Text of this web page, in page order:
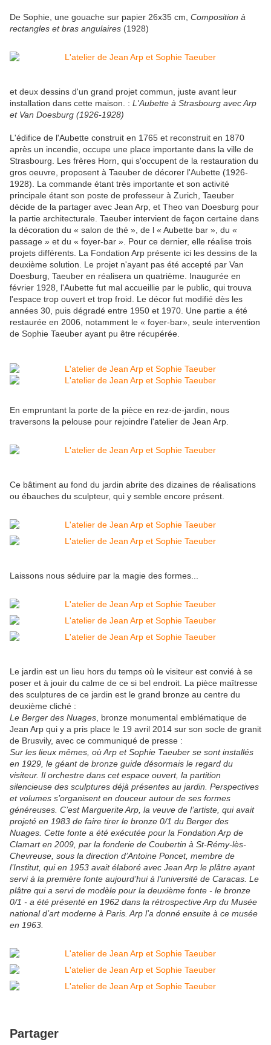
De Sophie, une gouache sur papier 26x35 cm, Composition à
rectangles et bras angulaires (1928)
et deux dessins d'un grand projet commun, juste avant leur
installation dans cette maison. : L'Aubette à Strasbourg avec Arp
et Van Doesburg (1926-1928)
L'édifice de l'Aubette construit en 1765 et reconstruit en 1870
après un incendie, occupe une place importante dans la ville de
Strasbourg. Les frères Horn, qui s'occupent de la restauration du
gros oeuvre, proposent à Taeuber de décorer l'Aubette (1926-
1928). La commande étant très importante et son activité
principale étant son poste de professeur à Zurich, Taeuber
décide de la partager avec Jean Arp, et Theo van Doesburg pour
la partie architecturale. Taeuber intervient de façon certaine dans
la décoration du « salon de thé », de l « Aubette bar », du «
passage » et du « foyer-bar ». Pour ce dernier, elle réalise trois
projets différents. La Fondation Arp présente ici les dessins de la
deuxième solution. Le projet n'ayant pas été accepté par Van
Doesburg, Taeuber en réalisera un quatrième. Inaugurée en
février 1928, l'Aubette fut mal accueillie par le public, qui trouva
l'espace trop ouvert et trop froid. Le décor fut modifié dès les
années 30, puis dégradé entre 1950 et 1970. Une partie a été
restaurée en 2006, notamment le « foyer-bar», seule intervention
de Sophie Taeuber ayant pu être récupérée.
En empruntant la porte de la pièce en rez-de-jardin, nous
traversons la pelouse pour rejoindre l'atelier de Jean Arp.
Ce bâtiment au fond du jardin abrite des dizaines de réalisations
ou ébauches du sculpteur, qui y semble encore présent.
Laissons nous séduire par la magie des formes...
Le jardin est un lieu hors du temps où le visiteur est convié à se
poser et à jouir du calme de ce si bel endroit. La pièce maîtresse
des sculptures de ce jardin est le grand bronze au centre du
deuxième cliché :
Le Berger des Nuages , bronze monumental emblématique de
Jean Arp qui y a pris place le 19 avril 2014 sur son socle de granit
de Brusvily, avec ce communiqué de presse :
Sur les lieux mêmes, où Arp et Sophie Taeuber se sont installés
en 1929, le géant de bronze guide désormais le regard du
visiteur. Il orchestre dans cet espace ouvert, la partition
silencieuse des sculptures déjà présentes au jardin. Perspectives
et volumes s’organisent en douceur autour de ses formes
généreuses. C’est Marguerite Arp, la veuve de l’artiste, qui avait
projeté en 1983 de faire tirer le bronze 0/1 du Berger des
Nuages. Cette fonte a été exécutée pour la Fondation Arp de
Clamart en 2009, par la fonderie de Coubertin à St-Rémy-lès-
Chevreuse, sous la direction d’Antoine Poncet, membre de
l’Institut, qui en 1953 avait élaboré avec Jean Arp le plâtre ayant
servi à la première fonte aujourd’hui à l’université de Caracas. Le
plâtre qui a servi de modèle pour la deuxième fonte - le bronze
0/1 - a été présenté en 1962 dans la rétrospective Arp du Musée
national d’art moderne à Paris. Arp l’a donné ensuite à ce musée
en 1963.
Partager